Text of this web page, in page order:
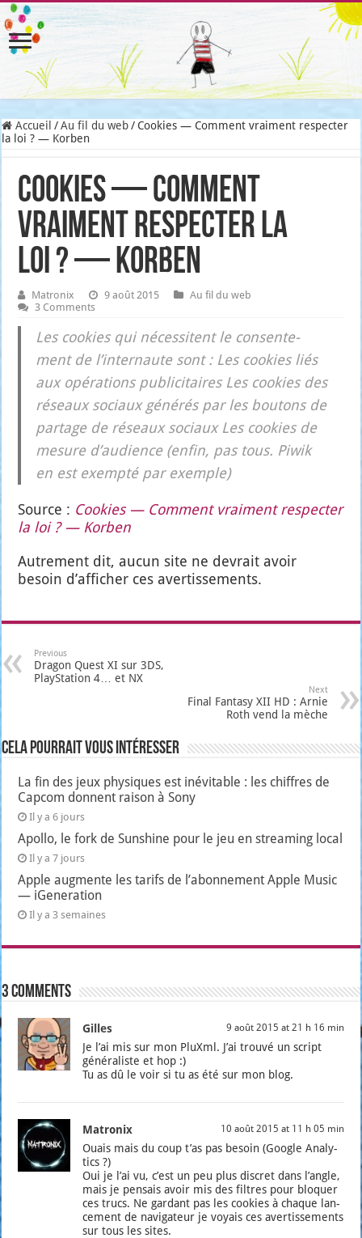
Accueil / Au fil du web / Cookies — Comment vraiment respecter
la loi ? — Korben
Cookies — Comment
vraiment respecter la
loi ? — Korben
Matronix 9 août 2015
Au fil du web
3 Comments
Les cookies qui néces­sitent le consen­te­
ment de l’in­ter­naute sont : Les cookies liés
aux opé­ra­tions publi­ci­taires Les cookies des
réseaux sociaux géné­rés par les bou­tons de
par­tage de réseaux sociaux Les cookies de
mesure d’au­dience (enfin, pas tous. Piwik
en est exemp­té par exemple)
Source : Cookies — Com­ment vrai­ment res­pec­ter
la loi ? — Kor­ben
Autre­ment dit, aucun site ne devrait avoir
besoin d’af­fi­cher ces aver­tis­se­ments.
Previous
Dragon Quest XI sur 3DS,
PlayStation 4… et NX
Next
Final Fantasy XII HD : Arnie
Roth vend la mèche
Cela pourrait vous intéresser
La fin des jeux physiques est inévitable : les chiffres de
Capcom donnent raison à Sony
Il y a 6 jours
Apollo, le fork de Sunshine pour le jeu en streaming local
Il y a 7 jours
Apple augmente les tarifs de l’abonnement Apple Music
— iGeneration
Il y a 3 semaines
3 comments
Gilles 9 août 2015 at 21 h 16 min
Je l’ai mis sur mon PluXml. J’ai trou­vé un script
géné­ra­liste et hop :)
Tu as dû le voir si tu as été sur mon blog.
Matronix 10 août 2015 at 11 h 05 min
Ouais mais du coup t’as pas besoin (Google Ana­ly­
tics ?)
Oui je l’ai vu, c’est un peu plus dis­cret dans l’angle,
mais je pen­sais avoir mis des filtres pour blo­quer
ces trucs. Ne gar­dant pas les cookies à chaque lan­
ce­ment de navi­ga­teur je voyais ces aver­tis­se­ments
sur tous les sites.